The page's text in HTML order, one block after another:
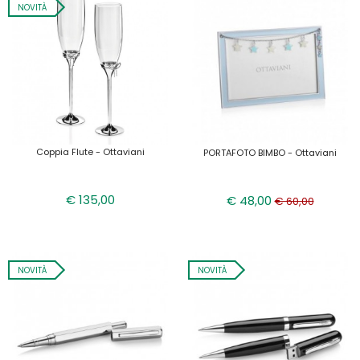
NOVITÀ
Coppia Flute - Ottaviani
€ 135,00
PORTAFOTO BIMBO - Ottaviani
€ 48,00 € 60,00
NOVITÀ NOVITÀ